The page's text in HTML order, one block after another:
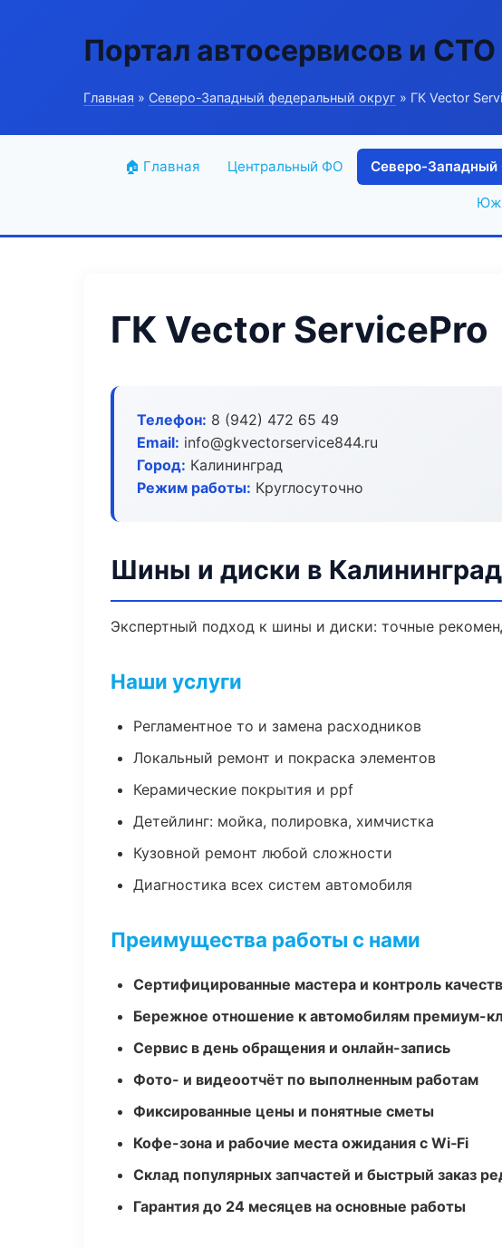
Портал автосервисов и СТО
Главная » Северо-Западный федеральный округ » ГК Vector
🏠 Главная Центральный ФО Северо-
ГК Vector ServicePro
Телефон: 8 (942) 472 65 49
Email: info@gkvectorservice844.ru
Город: Калининград
Режим работы: Круглосуточно
Шины и диски в Калининград
Экспертный подход к шины и диски: точные
Наши услуги
Регламентное то и замена расходников
Локальный ремонт и покраска элементов
Керамические покрытия и ppf
Детейлинг: мойка, полировка, химчистка
Кузовной ремонт любой сложности
Диагностика всех систем автомобиля
Преимущества работы с нами
Сертифицированные мастера и контроль
Бережное отношение к автомобилям премиум-
Сервис в день обращения и онлайн-запись
Фото- и видеоотчёт по выполненным работам
Фиксированные цены и понятные сметы
Кофе-зона и рабочие места ожидания с Wi‑Fi
Склад популярных запчастей и быстрый заказ
Гарантия до 24 месяцев на основные работы